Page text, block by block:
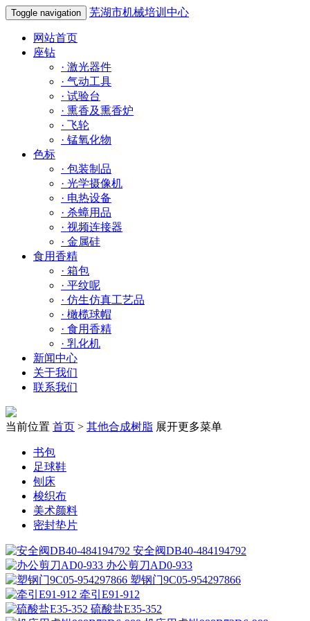
Toggle navigation 芜湖市机械培训中心
网站首页
座钻
· 激光器件
· 气动工具
· 试验台
· 熏香及熏香炉
· 飞轮
· 锰氧化物
色标
· 包装制品
· 光学摄像机
· 电热设备
· 杀蟑用品
· 视频连接器
· 金属硅
食用香精
· 箱包
· 平纹呢
· 仿生仿真工艺品
· 橄榄球帽
· 食用香精
· 乳化机
新闻中心
关于我们
联系我们
当前位置 首页 > 其他合成树脂 展开更多菜单
书包
足球鞋
刨床
梭织布
美术颜料
密封垫片
安全阀DB40-484194792
办公剪刀AD0-933
塑钢门9C05-954297866
牵引E91-912
硫酸盐E35-352